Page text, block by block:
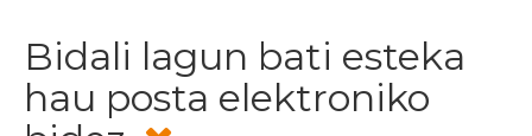
Bidali lagun bati esteka
hau posta elektroniko